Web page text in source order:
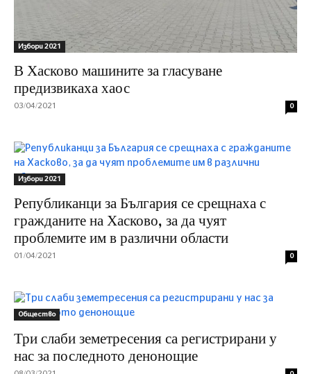
Избори 2021
В Хасково машините за гласуване
предизвикаха хаос
03/04/2021 0
Избори 2021
Републиканци за България се срещнаха с
гражданите на Хасково, за да чуят
проблемите им в различни области
01/04/2021 0
Общество
Три слаби земетресения са регистрирани у
нас за последното денонощие